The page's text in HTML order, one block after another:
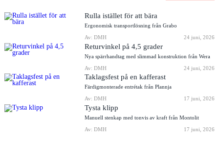
Rulla istället för att bära
Ergonomisk transportlösning från Grabo
Av: DMH
24 juni, 2026
Returvinkel på 4,5 grader
Nya spärrhandtag med slimmad konstruktion från Wera
Av: DMH
24 juni, 2026
Taklagsfest på en kafferast
Färdigmonterade entrétak från Plannja
Av: DMH
17 juni, 2026
Tysta klipp
Manuell stenkap med tonvis av kraft från Montolit
Av: DMH
17 juni, 2026